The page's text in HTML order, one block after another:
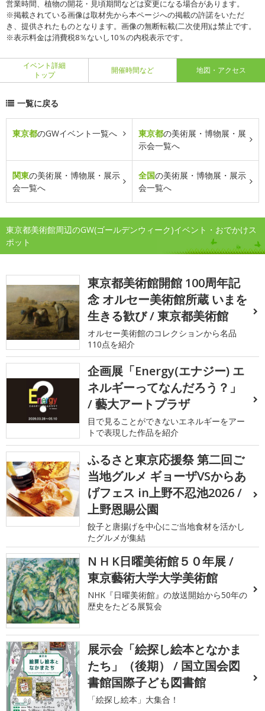
営業時間、植物の開花・見頃期間などは変更になる場合があります。
※掲載されている画像は取材先から本ページへの掲載の許諾をいただ
き、提供されたものとなります。画像の無断転載(二次使用)は禁止です。
※表示料金は消費税8％ないし10％の内税表示です。
イベント詳細
トップ
開催時間など 地図・アクセス
一覧に戻る
東京都のGWイベント一覧へ 東京都の美術展・博物展・展
示会一覧へ
関東の美術展・博物展・展示
会一覧へ
全国の美術展・博物展・展示
会一覧へ
東京都美術館周辺のGW(ゴールデンウィーク)イベント・おでかけス
ポット
東京都美術館開館 100周年記
念 オルセー美術館所蔵 いまを
生きる歓び / 東京都美術館
オルセー美術館のコレクションから名品
110点を紹介
企画展「Energy(エナジー) エ
ネルギーってなんだろう？」
/ 藝大アートプラザ
目で見ることができないエネルギーをアー
トで表現した作品を紹介
ふるさと東京応援祭 第二回ご
当地グルメ ギョーザVSからあ
げフェス in上野不忍池2026 /
上野恩賜公園
餃子と唐揚げを中心にご当地食材を活かし
たグルメが集結
N H K日曜美術館５０年展 /
東京藝術大学大学美術館
NHK『日曜美術館』の放送開始から50年の
歴史をたどる展覧会
展示会「絵探し絵本となかま
たち」（後期） / 国立国会図
書館国際子ども図書館
「絵探し絵本」大集合！